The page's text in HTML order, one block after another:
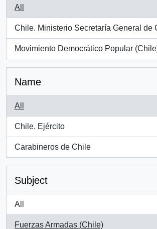
All
Chile. Ministerio Secretaría General de
, 1 results
Movimiento Democrático Popular
, 1 results
Name
All
Chile. Ejército
, 2 results
Carabineros de Chile
, 1 results
Subject
All
Fuerzas Armadas (Chile)